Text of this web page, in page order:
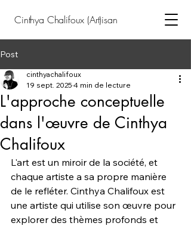
Cinthya Chalifoux (Art)isan
Post
L'approche conceptuelle
dans l'œuvre de Cinthya
Chalifoux
cinthyachalifoux
19 sept. 2025 4 min de lecture
L'art est un miroir de la société, et
chaque artiste a sa propre manière
de le refléter. Cinthya Chalifoux est
une artiste qui utilise son œuvre pour
explorer des thèmes profonds et